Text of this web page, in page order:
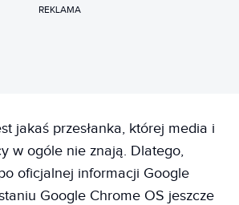
REKLAMA
jakaś przesłanka, której media i
w ogóle nie znają. Dlatego,
oficjalnej informacji Google
Google Chrome OS jeszcze